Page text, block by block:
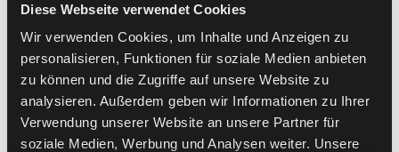
Diese Webseite verwendet Cookies
Wir verwenden Cookies, um Inhalte und Anzeigen zu
personalisieren, Funktionen für soziale Medien anbieten
zu können und die Zugriffe auf unsere Website zu
analysieren. Außerdem geben wir Informationen zu Ihrer
Verwendung unserer Website an unsere Partner für
soziale Medien, Werbung und Analysen weiter. Unsere